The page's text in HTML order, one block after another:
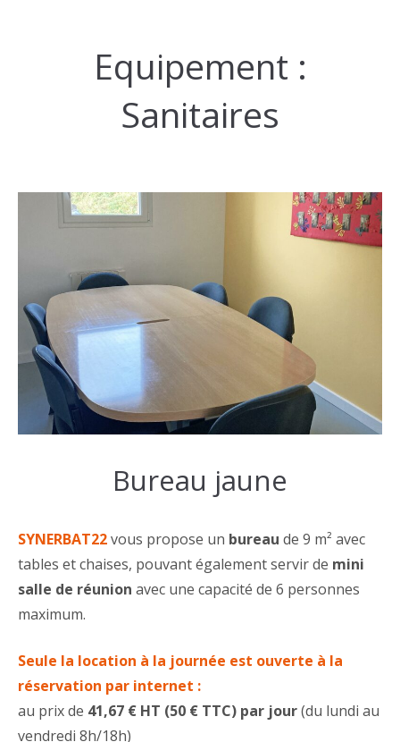
Equipement :
Sanitaires
Bureau jaune
SYNERBAT22vous propose un bureau de 9 m² avec
tables et chaises, pouvant également servir de mini
salle de réunion avec une capacité de 6 personnes
maximum.
Seule la location à la journée est ouverte à la
réservation par internet :
au prix de 41,67 € HT (50 € TTC) par jour(du lundi au
vendredi 8h/18h)